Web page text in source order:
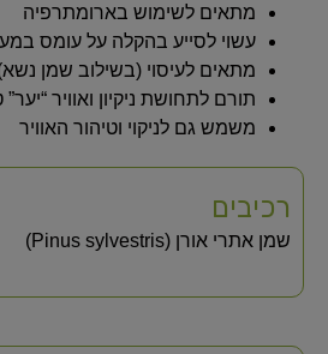
מתאים לשימוש בארומתרפיה
עשוי לסייע בהקלה על עומס
מתאים לעיסוי (בשילוב שמן
תורם לתחושת ניקיון ואוויר “יער”
משמש גם לניקוי וטיהור האוויר
רכיבים
שמן אתרי אורן (Pinus sylvestris)